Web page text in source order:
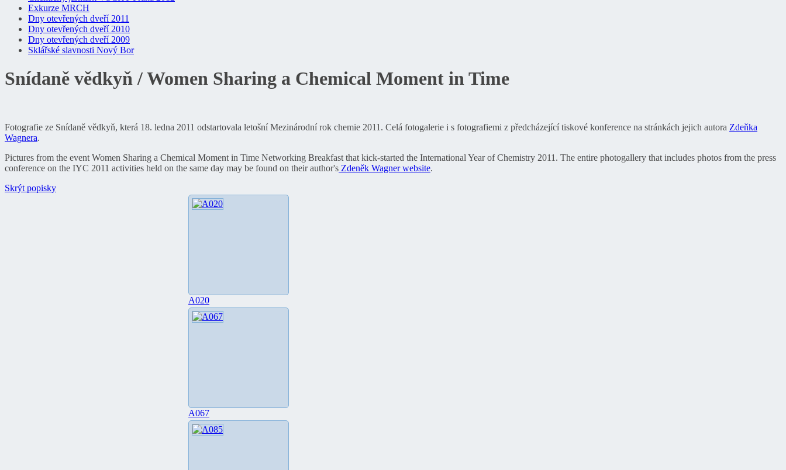
Exkurze MRCH
Dny otevřených dveří 2011
Dny otevřených dveří 2010
Dny otevřených dveří 2009
Sklářské slavnosti Nový Bor
Snídaně vědkyň / Women Sharing a Chemical Moment in Time
Fotografie ze Snídaně vědkyň, která 18. ledna 2011 odstartovala letošní Mezinárodní rok chemie 2011. Celá fotogalerie i s fotografiemi z předcházející tiskové konference na stránkách jejich autora Zdeňka
Wagnera.
Pictures from the event Women Sharing a Chemical Moment in Time Networking Breakfast that kick-started the International Year of Chemistry 2011. The entire photogallery that includes photos from the press
conference on the IYC 2011 activities held on the same day may be found on their author's Zdeněk Wagner website.
Skrýt popisky
A020
A067